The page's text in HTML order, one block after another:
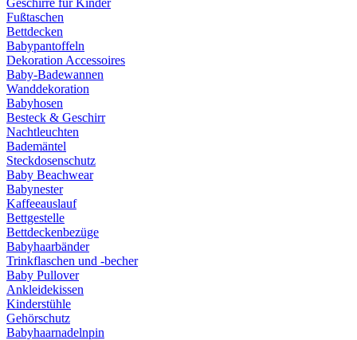
Geschirre für Kinder
Fußtaschen
Bettdecken
Babypantoffeln
Dekoration Accessoires
Baby-Badewannen
Wanddekoration
Babyhosen
Besteck & Geschirr
Nachtleuchten
Bademäntel
Steckdosenschutz
Baby Beachwear
Babynester
Kaffeeauslauf
Bettgestelle
Bettdeckenbezüge
Babyhaarbänder
Trinkflaschen und -becher
Baby Pullover
Ankleidekissen
Kinderstühle
Gehörschutz
Babyhaarnadelnpin